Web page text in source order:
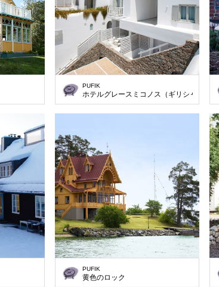
PUFIK
ホテルグレースミコノス（ギリシャ）
PUFIK
黄色のロック